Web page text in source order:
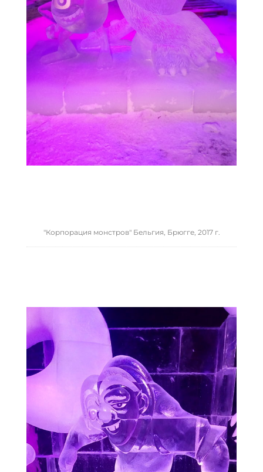
"Корпорация монстров" Бельгия, Брюгге, 2017 г.